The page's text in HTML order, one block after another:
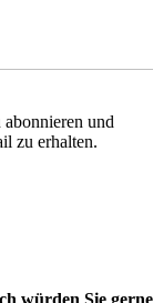
und
zu erhalten.